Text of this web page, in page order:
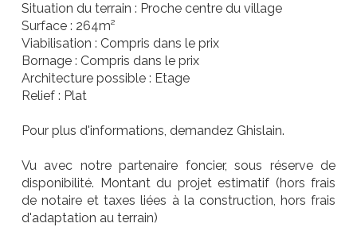
Situation du terrain : Proche centre du village
Surface : 264m²
Viabilisation : Compris dans le prix
Bornage : Compris dans le prix
Architecture possible : Etage
Relief : Plat
Pour plus d'informations, demandez Ghislain.
Vu avec notre partenaire foncier, sous réserve de
disponibilité. Montant du projet estimatif (hors frais
de notaire et taxes liées à la construction, hors frais
d'adaptation au terrain)